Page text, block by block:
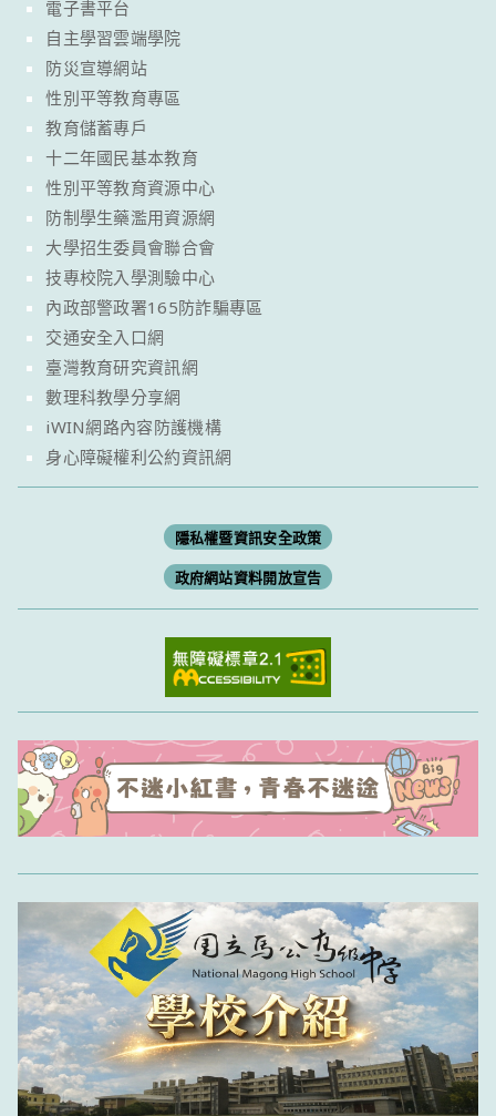
電子書平台
自主學習雲端學院
防災宣導網站
性別平等教育專區
教育儲蓄專戶
十二年國民基本教育
性別平等教育資源中心
防制學生藥濫用資源網
大學招生委員會聯合會
技專校院入學測驗中心
內政部警政署165防詐騙專區
交通安全入口網
臺灣教育研究資訊網
數理科教學分享網
iWIN網路內容防護機構
身心障礙權利公約資訊網
隱私權暨資訊安全政策
政府網站資料開放宣告